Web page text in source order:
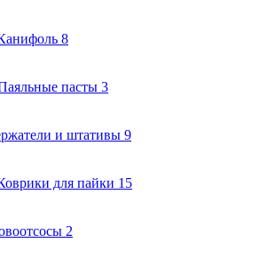
8
пасты 3
и штативы 9
для пайки 15
2